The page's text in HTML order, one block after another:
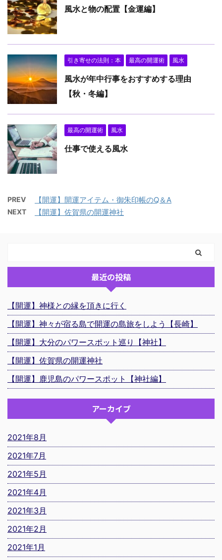
風水と物の配置【金運編】
引き寄せの法則：本 最高の開運術 風水
風水が年中行事をおすすめする理由
【秋・冬編】
最高の開運術 風水
仕事で使える風水
PREV 【開運】開運アイテム・御朱印帳のQ＆A
NEXT 【開運】佐賀県の開運神社
最近の投稿
【開運】神様との縁を頂きに行く
【開運】神々が宿る島で開運の島旅をしよう【長崎】
【開運】大分のパワースポット巡り【神社】
【開運】佐賀県の開運神社
【開運】鹿児島のパワースポット【神社編】
アーカイブ
2021年8月
2021年7月
2021年5月
2021年4月
2021年3月
2021年2月
2021年1月